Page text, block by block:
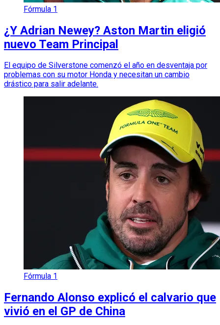
Fórmula 1
¿Y Adrian Newey? Aston Martin eligió
nuevo Team Principal
El equipo de Silverstone comenzó el año en desventaja por
problemas con su motor Honda y necesitan un cambio
drástico para salir adelante.
Fórmula 1
Fernando Alonso explicó el calvario que
vivió en el GP de China